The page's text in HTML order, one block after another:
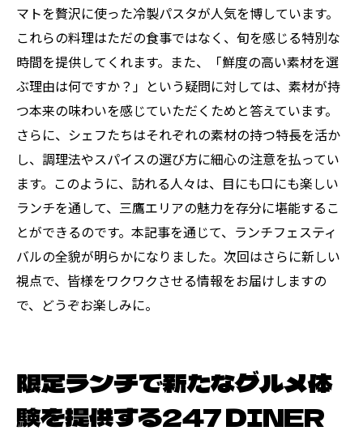
マトを贅沢に使った冷製パスタが人気を博しています。
これらの料理はただの食事ではなく、旬を感じる特別な
時間を提供してくれます。また、「鮮度の高い素材を選
ぶ理由は何ですか？」という疑問に対しては、素材が持
つ本来の味わいを感じていただくためと答えています。
さらに、シェフたちはそれぞれの素材の持つ特長を活か
し、調理法やスパイスの選び方に細心の注意を払ってい
ます。このように、訪れる人々は、目にも口にも楽しい
ランチを通して、三鷹エリアの魅力を存分に堪能するこ
とができるのです。本記事を通じて、ランチフェスティ
バルの全貌が明らかになりました。次回はさらに新しい
視点で、皆様をワクワクさせる情報をお届けしますの
で、どうぞお楽しみに。
限定ランチで新たなグルメ体
験を提供する247 DINER